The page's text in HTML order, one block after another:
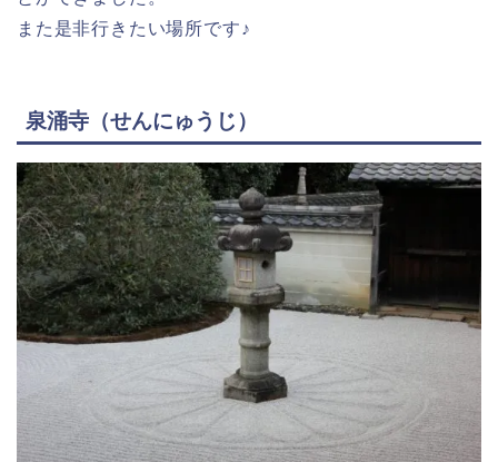
また是非行きたい場所です♪
泉涌寺（せんにゅうじ）